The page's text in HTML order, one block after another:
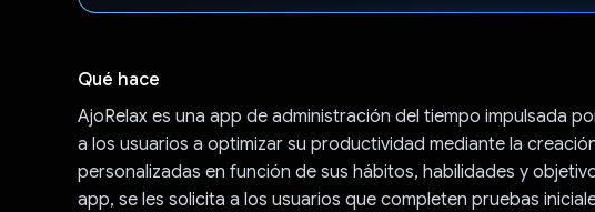
Qué hace
AjoRelax es una app de administración del tiempo impulsada
a los usuarios a optimizar su productividad mediante la
personalizadas en función de sus hábitos, habilidades y
app, se les solicita a los usuarios que completen pruebas